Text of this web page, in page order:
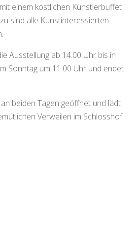
einem köstlichen Künstlerbuffet
sind alle Kunstinteressierten
Ausstellung ab 14.00 Uhr bis in
Sonntag um 11.00 Uhr und endet
beiden Tagen geöffnet und lädt
Verweilen im Schlosshof